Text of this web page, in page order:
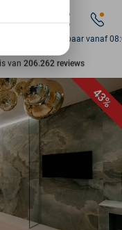
van 206.262 reviews
Bereikbaar vanaf
43%